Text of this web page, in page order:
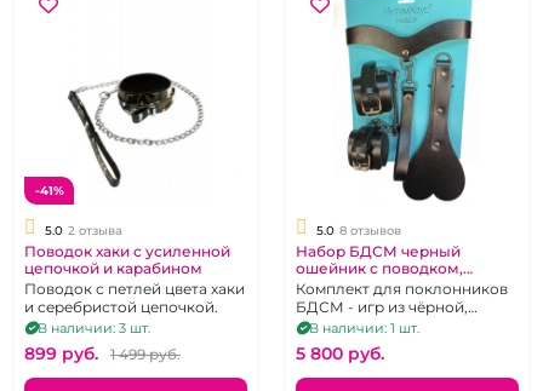
-41%
5.0 2 отзыва
Поводок хаки с усиленной
цепочкой и карабином
Поводок с петлей цвета хаки
и серебристой цепочкой.
В наличии: 3 шт.
899 pуб. 1 499 pуб.
5.0 8 отзывов
Набор БДСМ черный
ошейник с поводком,
наручники, шлепалка
"ИнтимХаус"
Комплект для поклонников
БДСМ - игр из чёрной,
натуральной кожи:
наручники WildCat, ошейник
премиум, паддл "шлепай-ка
сердце любимого", петля -
В наличии: 1 шт.
5 800 pуб.